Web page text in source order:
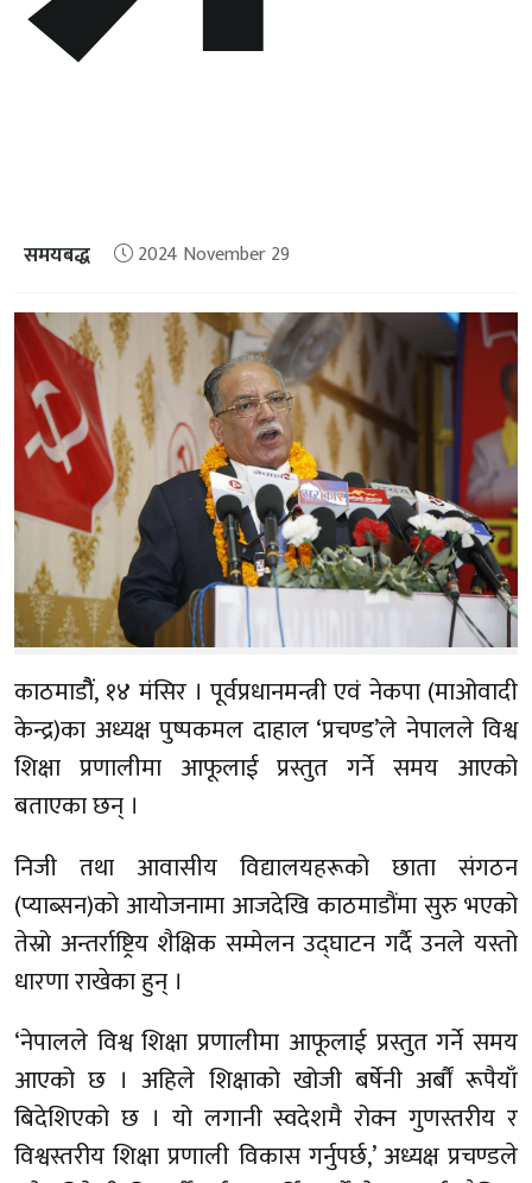
समयबद्ध 2024 November 29
काठमाडौैं, १४ मंसिर । पूर्वप्रधानमन्त्री एवं नेकपा (माओवादी
केन्द्र)का अध्यक्ष पुष्पकमल दाहाल ‘प्रचण्ड’ले नेपालले विश्व
शिक्षा प्रणालीमा आफूलाई प्रस्तुत गर्ने समय आएको
बताएका छन् ।
निजी तथा आवासीय विद्यालयहरूको छाता संगठन
(प्याब्सन)को आयोजनामा आजदेखि काठमाडौंमा सुरु भएको
तेस्रो अन्तर्राष्ट्रिय शैक्षिक सम्मेलन उद्घाटन गर्दै उनले यस्तो
धारणा राखेका हुन् ।
‘नेपालले विश्व शिक्षा प्रणालीमा आफूलाई प्रस्तुत गर्ने समय
आएको छ । अहिले शिक्षाको खोजी बर्षेनी अर्बौं रूपैयाँ
बिदेशिएको छ । यो लगानी स्वदेशमै रोक्न गुणस्तरीय र
विश्वस्तरीय शिक्षा प्रणाली विकास गर्नुपर्छ,’ अध्यक्ष प्रचण्डले